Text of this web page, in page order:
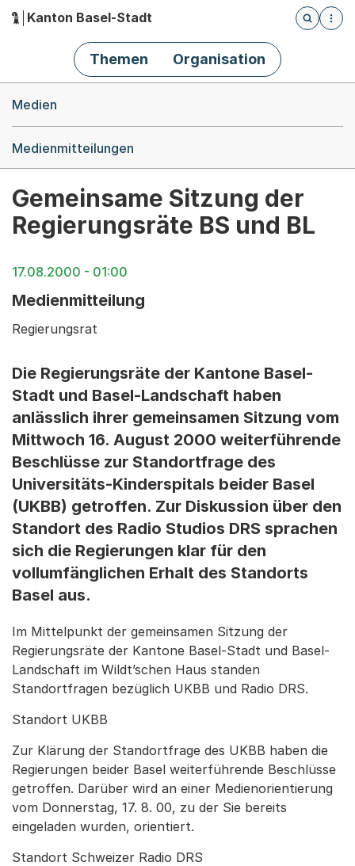
Hauptnavigation
Kanton Basel-Stadt
Öffnet
Themen Organisation
Medien
Medienmitteilungen
Gemeinsame Sitzung der
Regierungsräte BS und BL
17.08.2000 - 01:00
Medienmitteilung
Regierungsrat
Die Regierungsräte der Kantone Basel-
Stadt und Basel-Landschaft haben
anlässlich ihrer gemeinsamen Sitzung vom
Mittwoch 16. August 2000 weiterführende
Beschlüsse zur Standortfrage des
Universitäts-Kinderspitals beider Basel
(UKBB) getroffen. Zur Diskussion über den
Standort des Radio Studios DRS sprachen
sich die Regierungen klar für den
vollumfänglichen Erhalt des Standorts
Basel aus.
Im Mittelpunkt der gemeinsamen Sitzung der
Regierungsräte der Kantone Basel-Stadt und Basel-
Landschaft im Wildt’schen Haus standen
Standortfragen bezüglich UKBB und Radio DRS.
Standort UKBB
Zur Klärung der Standortfrage des UKBB haben die
Regierungen beider Basel weiterführende Beschlüsse
getroffen. Darüber wird an einer Medienorientierung
vom Donnerstag, 17. 8. 00, zu der Sie bereits
eingeladen wurden, orientiert.
Standort Schweizer Radio DRS